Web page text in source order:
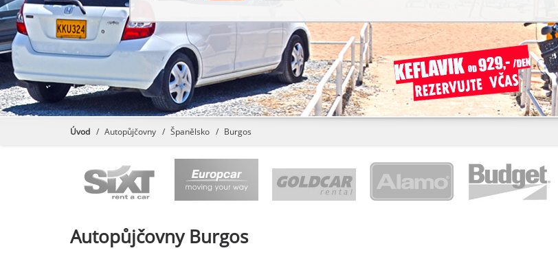
Úvod Autopůjčovny Španělsko Burgos
AutopůjčovnyBurgos